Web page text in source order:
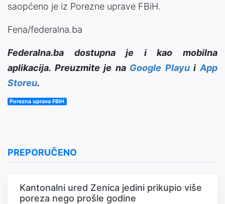
saopćeno je iz Porezne uprave FBiH.
Fena/federalna.ba
Federalna.ba dostupna je i kao mobilna
aplikacija. Preuzmite je na Google PlayuiApp
Storeu.
Porezna uprava FBiH
PREPORUČENO
Kantonalni ured Zenica jedini prikupio više
poreza nego prošle godine